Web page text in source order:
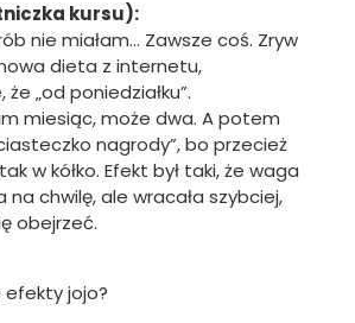
kursu):
nie miałam… Zawsze coś. Zryw
dieta z internetu,
„od poniedziałku”.
miesiąc, może dwa. A potem
nagrody”, bo przecież
tak w kółko. Efekt był taki, że waga
na chwilę, ale wracała szybciej,
obejrzeć.
efekty jojo?